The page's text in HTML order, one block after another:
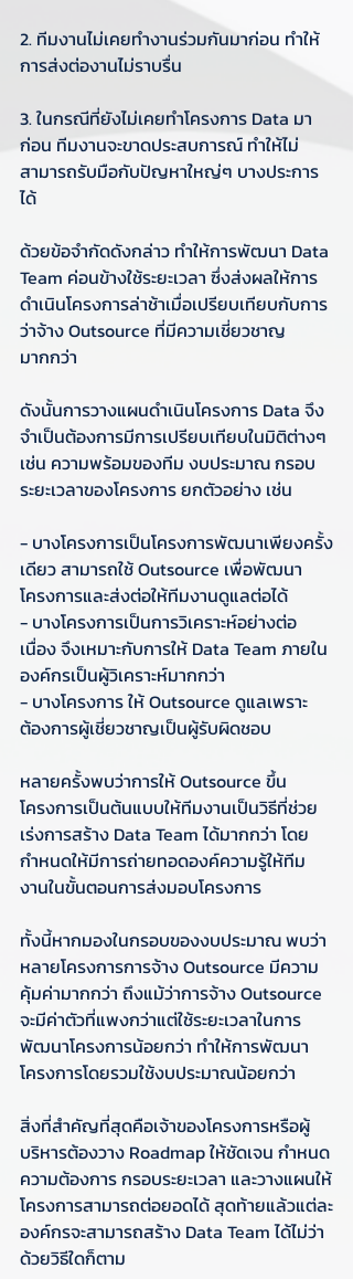
2. ทีมงานไม่เคยทำงานร่วมกันมาก่อน ทำให้
การส่งต่องานไม่ราบรื่น
3. ในกรณีที่ยังไม่เคยทำโครงการ Data มา
ก่อน ทีมงานจะขาดประสบการณ์ ทำให้ไม่
สามารถรับมือกับปัญหาใหญ่ๆ บางประการ
ได้
ด้วยข้อจำกัดดังกล่าว ทำให้การพัฒนา Data
Team ค่อนข้างใช้ระยะเวลา ซึ่งส่งผลให้การ
ดำเนินโครงการล่าช้าเมื่อเปรียบเทียบกับการ
ว่าจ้าง Outsource ที่มีความเชี่ยวชาญ
มากกว่า
ดังนั้นการวางแผนดำเนินโครงการ Data จึง
จำเป็นต้องการมีการเปรียบเทียบในมิติต่างๆ
เช่น ความพร้อมของทีม งบประมาณ กรอบ
ระยะเวลาของโครงการ ยกตัวอย่าง เช่น
- บางโครงการเป็นโครงการพัฒนาเพียงครั้ง
เดียว สามารถใช้ Outsource เพื่อพัฒนา
โครงการและส่งต่อให้ทีมงานดูแลต่อได้
- บางโครงการเป็นการวิเคราะห์อย่างต่อ
เนื่อง จึงเหมาะกับการให้ Data Team ภายใน
องค์กรเป็นผู้วิเคราะห์มากกว่า
- บางโครงการ ให้ Outsource ดูแลเพราะ
ต้องการผู้เชี่ยวชาญเป็นผู้รับผิดชอบ
หลายครั้งพบว่าการให้ Outsource ขึ้น
โครงการเป็นต้นแบบให้ทีมงานเป็นวิธีที่ช่วย
เร่งการสร้าง Data Team ได้มากกว่า โดย
กำหนดให้มีการถ่ายทอดองค์ความรู้ให้ทีม
งานในขั้นตอนการส่งมอบโครงการ
ทั้งนี้หากมองในกรอบของงบประมาณ พบว่า
หลายโครงการการจ้าง Outsource มีความ
คุ้มค่ามากกว่า ถึงแม้ว่าการจ้าง Outsource
จะมีค่าตัวที่แพงกว่าแต่ใช้ระยะเวลาในการ
พัฒนาโครงการน้อยกว่า ทำให้การพัฒนา
โครงการโดยรวมใช้งบประมาณน้อยกว่า
สิ่งที่สำคัญที่สุดคือเจ้าของโครงการหรือผู้
บริหารต้องวาง Roadmap ให้ชัดเจน กำหนด
ความต้องการ กรอบระยะเวลา และวางแผนให้
โครงการสามารถต่อยอดได้ สุดท้ายแล้วแต่ละ
องค์กรจะสามารถสร้าง Data Team ได้ไม่ว่า
ด้วยวิธีใดก็ตาม